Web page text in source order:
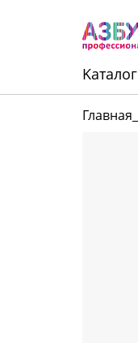
Kаталог
Главная